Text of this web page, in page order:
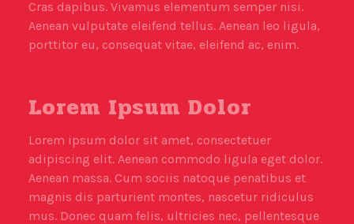
Cras dapibus. Vivamus elementum semper nisi.
Aenean vulputate eleifend tellus. Aenean leo ligula,
porttitor eu, consequat vitae, eleifend ac, enim.
Lorem Ipsum Dolor
Lorem ipsum dolor sit amet, consectetuer
adipiscing elit. Aenean commodo ligula eget dolor.
Aenean massa. Cum sociis natoque penatibus et
magnis dis parturient montes, nascetur ridiculus
mus. Donec quam felis, ultricies nec, pellentesque